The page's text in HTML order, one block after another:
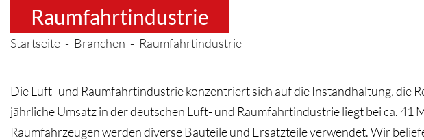
Raumfahrtindustrie
Startseite Branchen Raumfahrtindustrie
Die Luft- und Raumfahrtindustrie konzentriert sich auf die Instandhaltung, die
jährliche Umsatz in der deutschen Luft- und Raumfahrtindustrie liegt bei ca.
Raumfahrzeugen werden diverse Bauteile und Ersatzteile verwendet. Wir